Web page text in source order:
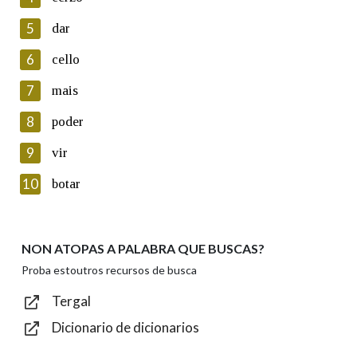
Lin e acepto as condicións da política de
Introduce o código que aparece na imaxe:
Texto de verificación
Enviar
5 dar
6 cello
7 mais
8 poder
9 vir
10 botar
NON ATOPAS A PALABRA QUE BUSCAS?
Proba estoutros recursos de busca
Tergal
Dicionario de dicionarios